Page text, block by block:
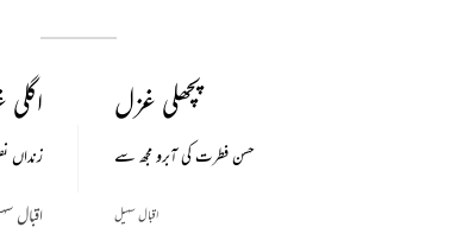
زنداں
اقبال
پچھلی غزل
حسن فطرت کی آبرو مجھ سے
اقبال سہیل